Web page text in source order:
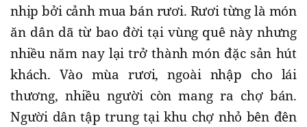
nhịp bởi cảnh mua bán rươi. Rươi từng là món
ăn dân dã từ bao đời tại vùng quê này nhưng
nhiều năm nay lại trở thành món đặc sản hút
khách. Vào mùa rươi, ngoài nhập cho lái
thương, nhiều người còn mang ra chợ bán.
Người dân tập trung tại khu chợ nhỏ bên đên